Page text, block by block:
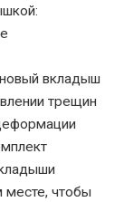
вкладыш
трещин
месте, чтобы